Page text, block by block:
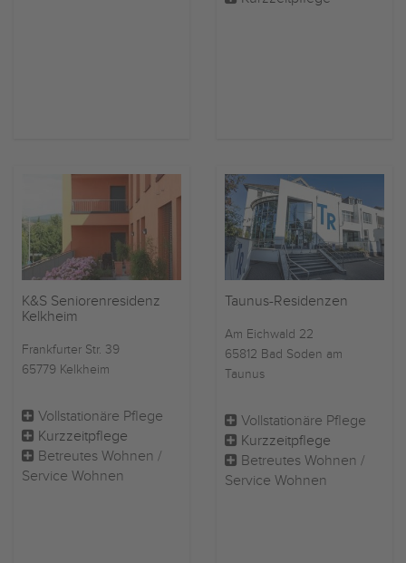
K&S Seniorenresidenz
Kelkheim
Frankfurter Str. 39
65779 Kelkheim
Vollstationäre Pflege
Kurzzeitpflege
Betreutes Wohnen /
Service Wohnen
Taunus-Residenzen
Am Eichwald 22
65812 Bad Soden am
Taunus
Vollstationäre Pflege
Kurzzeitpflege
Betreutes Wohnen /
Service Wohnen